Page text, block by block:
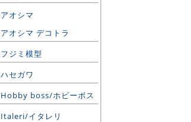
アオシマ
アオシマ デコトラ
フジミ模型
ハセガワ
Hobby boss/ホビーボス
Italeri/イタレリ